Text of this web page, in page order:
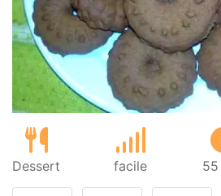
Dessert facile 55